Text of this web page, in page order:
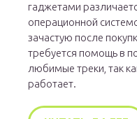
гаджетами
операционной
зачастую после
требуется помощь в
любимые треки, так
работает.